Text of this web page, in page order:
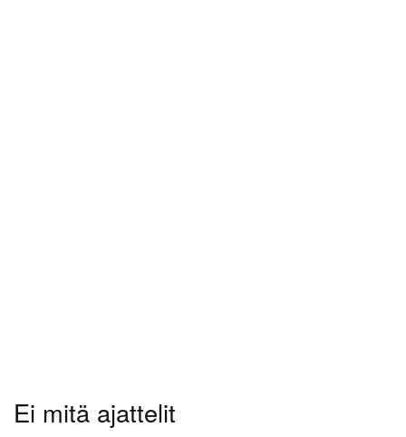
Ei mitä ajattelit